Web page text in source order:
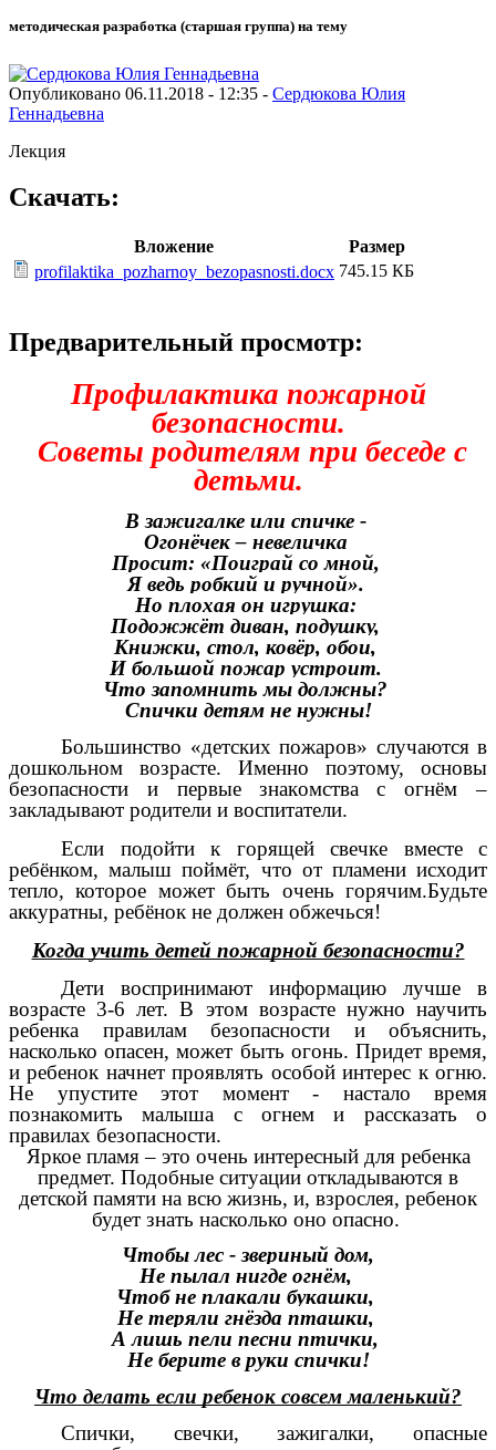
методическая разработка (старшая группа) на тему
Опубликовано 06.11.2018 - 12:35 - Сердюкова Юлия
Геннадьевна
Лекция
Скачать:
Вложение
Размер
profilaktika_pozharnoy_bezopasnosti.docx 745.15 КБ
Предварительный просмотр:
Профилактика пожарной
безопасности.
Советы родителям при беседе с
детьми.
В зажигалке или спичке -
Огонёчек – невеличка
Просит: «Поиграй со мной,
Я ведь робкий и ручной».
Но плохая он игрушка:
Подожжёт диван, подушку,
Книжки, стол, ковёр, обои,
И большой пожар устроит.
Что запомнить мы должны?
Спички детям не нужны!
Большинство «детских пожаров» случаются в
дошкольном возрасте. Именно поэтому, основы
безопасности и первые знакомства с огнём –
закладывают родители и воспитатели.
Если подойти к горящей свечке вместе с
ребёнком, малыш поймёт, что от пламени исходит
тепло, которое может быть очень горячим.Будьте
аккуратны, ребёнок не должен обжечься!
Когда учить детей пожарной безопасности?
Дети воспринимают информацию лучше в
возрасте 3-6 лет. В этом возрасте нужно научить
ребенка правилам безопасности и объяснить,
насколько опасен, может быть огонь. Придет время,
и ребенок начнет проявлять особой интерес к огню.
Не упустите этот момент - настало время
познакомить малыша с огнем и рассказать о
правилах безопасности.
Яркое пламя – это очень интересный для ребенка
предмет. Подобные ситуации откладываются в
детской памяти на всю жизнь, и, взрослея, ребенок
будет знать насколько оно опасно.
Чтобы лес - звериный дом,
Не пылал нигде огнём,
Чтоб не плакали букашки,
Не теряли гнёзда пташки,
А лишь пели песни птички,
Не берите в руки спички!
Что делать если ребенок совсем маленький?
Спички, свечки, зажигалки, опасные